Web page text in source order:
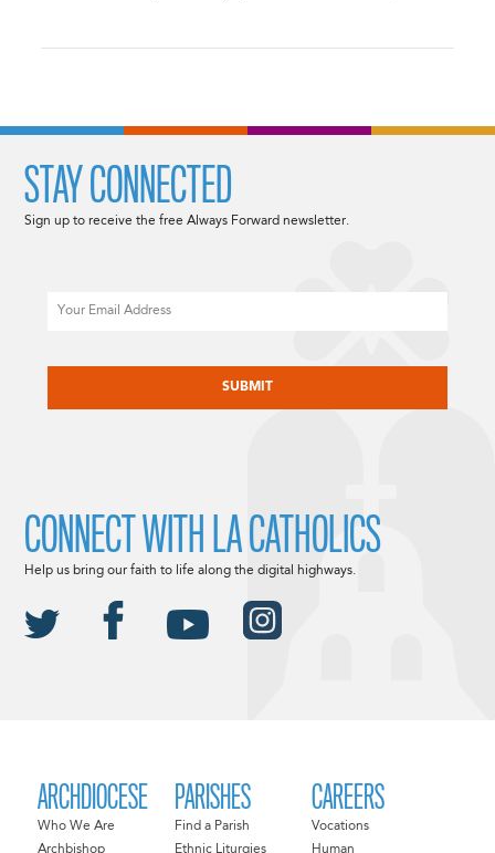
ARCHDIOCESE
Who We Are
Archbishop
PARISHES
Find a Parish
Ethnic Liturgies
CAREERS
Vocations
Human
STAY CONNECTED
Sign up to receive the free Always Forward newsletter.
CONNECT WITH LA CATHOLICS
Help us bring our faith to life along the digital highways.